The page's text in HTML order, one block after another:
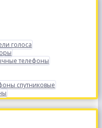
голоса
телефоны
спутниковые